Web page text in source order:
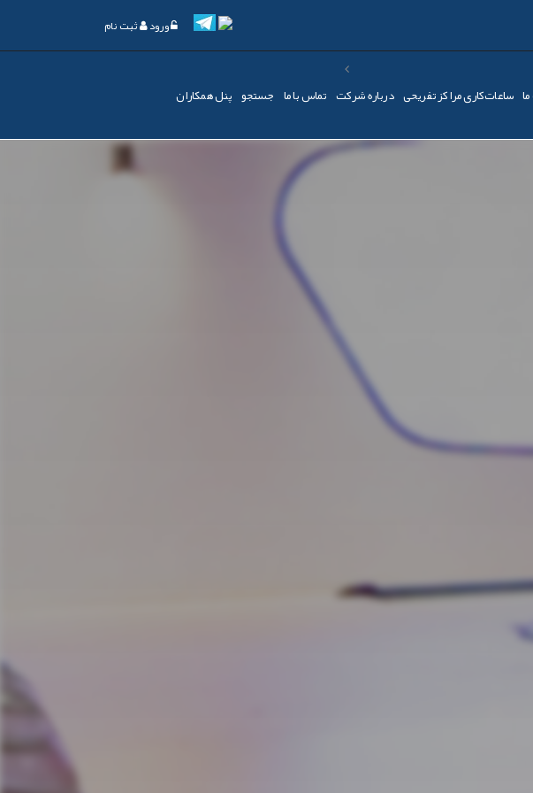
ورود ثبت نام
ساعات‌کاری مراکز تفریحی درباره شرکت تماس با ما جستجو پنل همکاران